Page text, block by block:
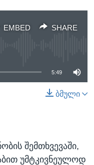
EMBED SHARE
SHARE
5:49
ბმული
შემთხვევაში,
უმტკივნეულოდ